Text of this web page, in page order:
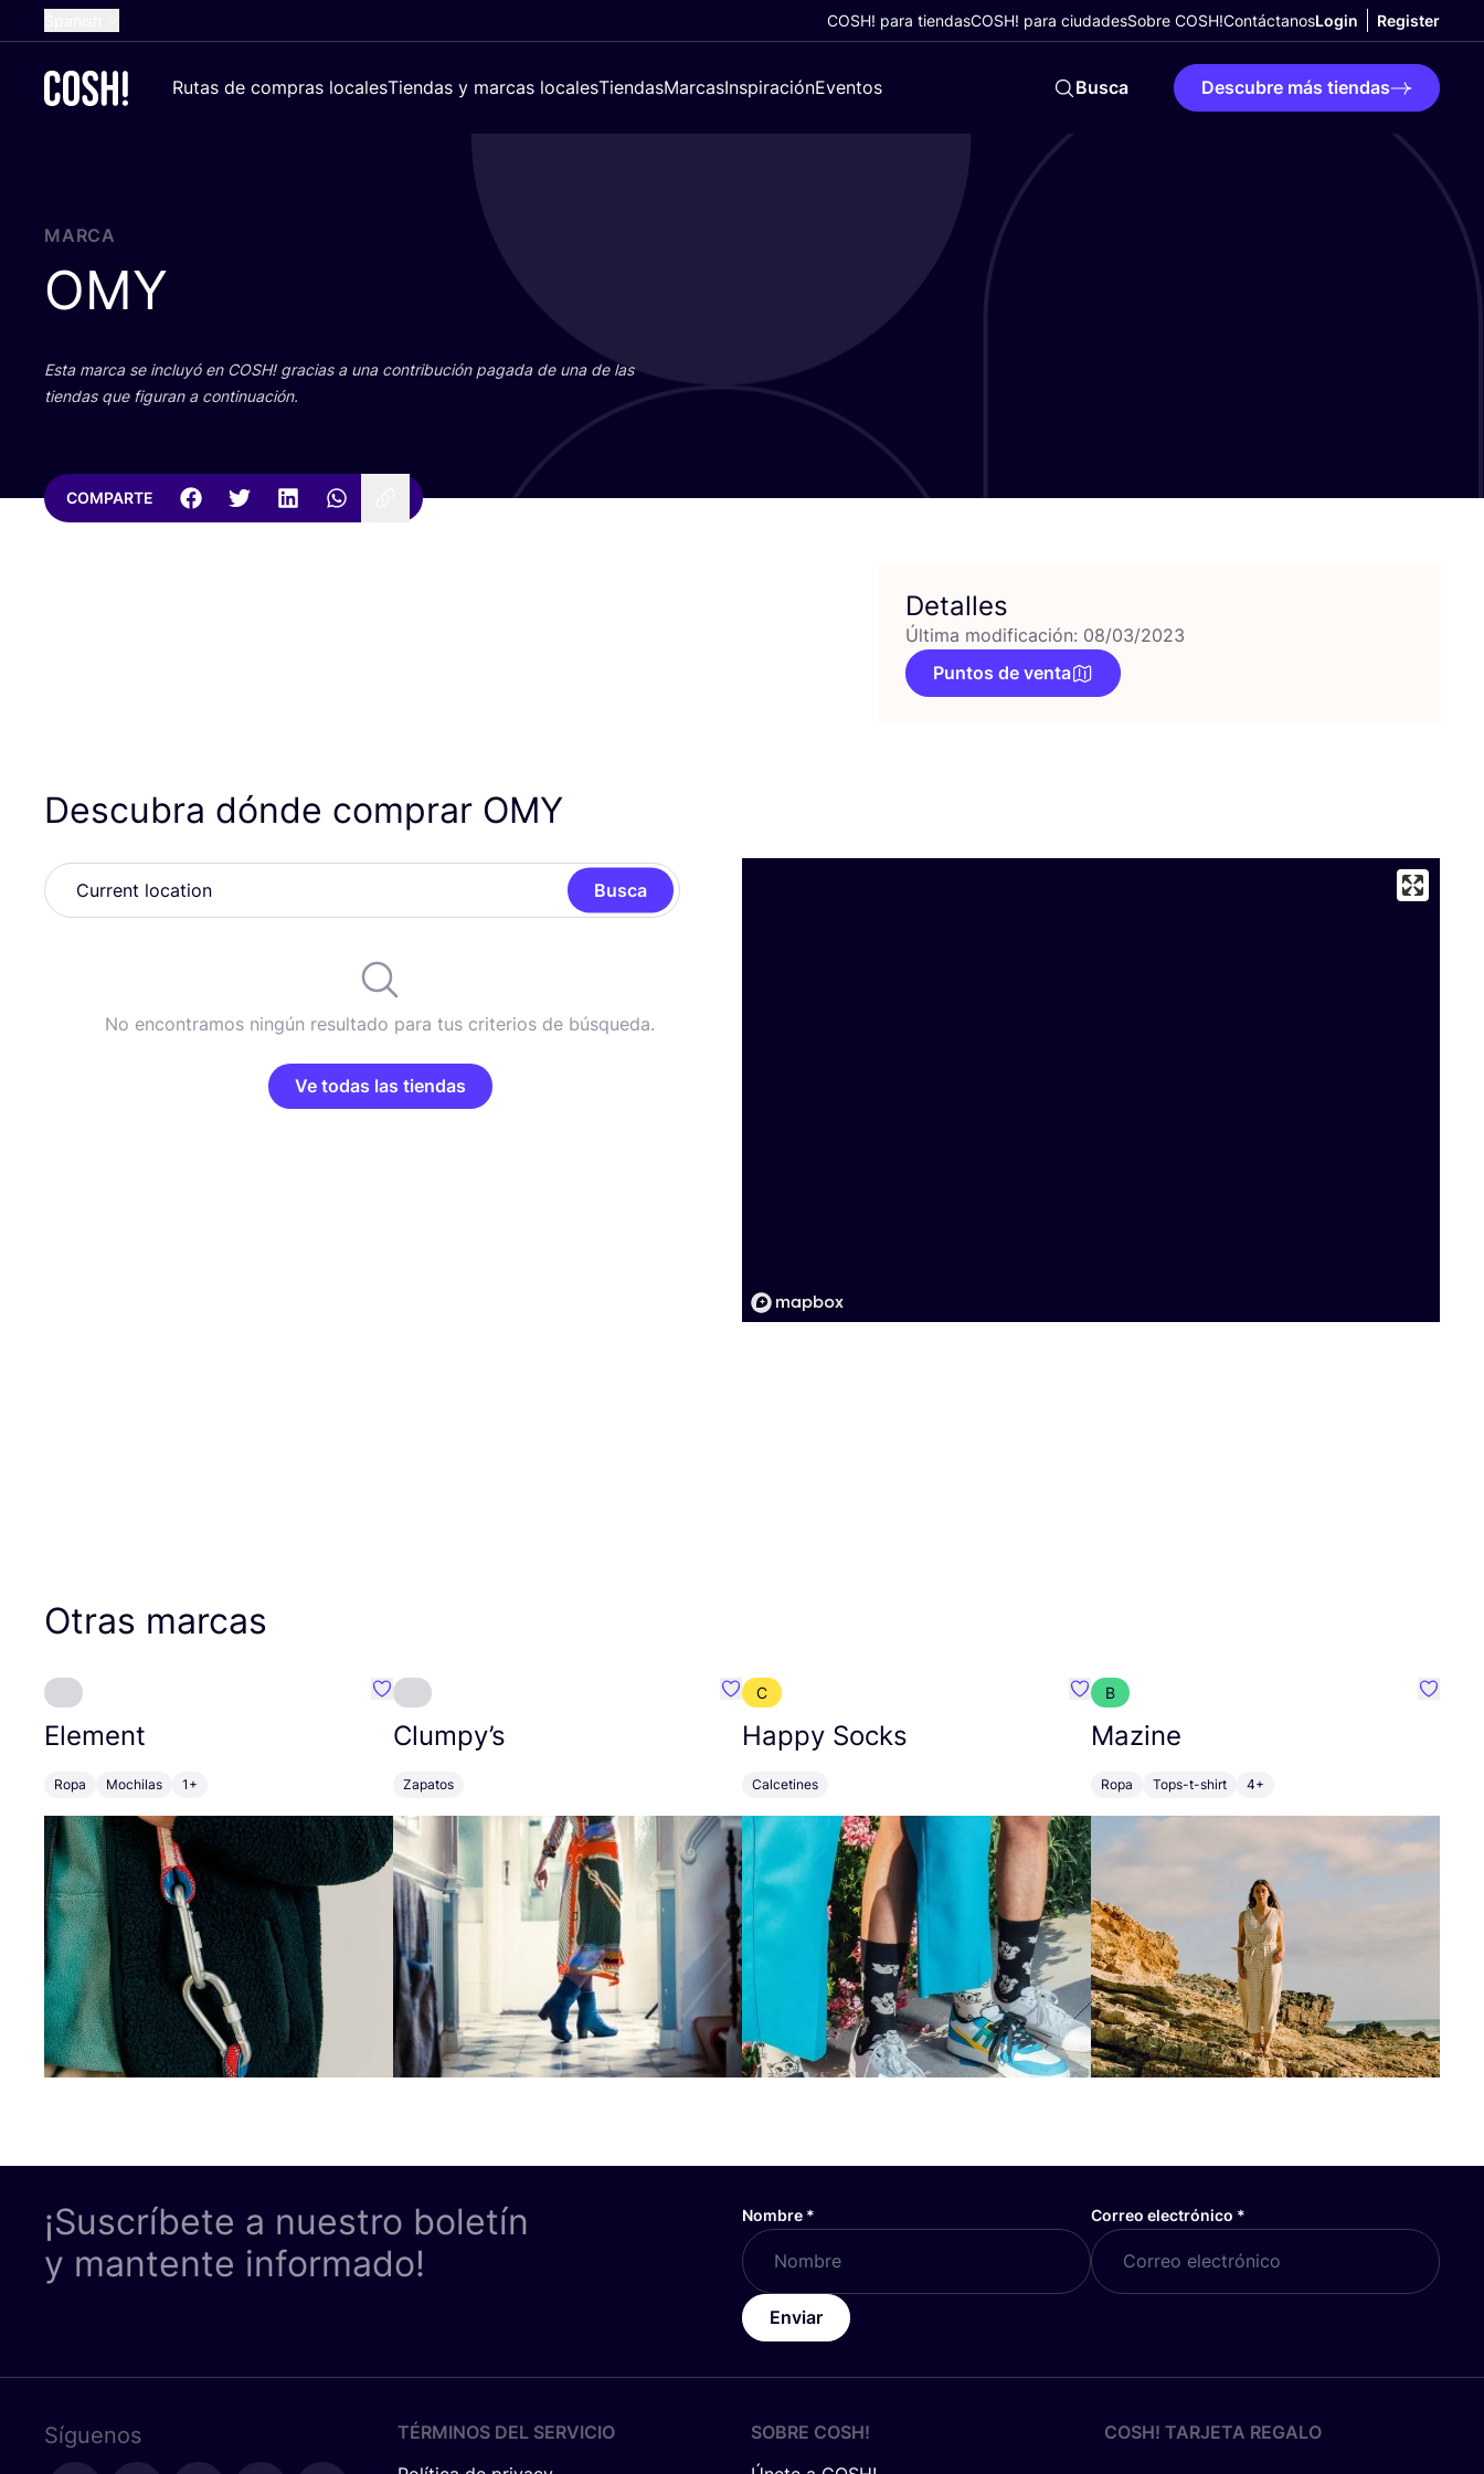
Dutch
Croatian
COSH! para tiendasCOSH! para ciudadesSobre COSH!ContáctanosLogin Register
Rutas de compras localesTiendas y marcas localesTiendasMarcasInspiraciónEventos Busca Descubre más tiendas
MARCA
OMY
Esta mar­ca se inclu­yó en COSH! gra­cias a una con­tri­bu­ción paga­da de una de las
tien­das que figu­ran a continuación.
COMPARTE
Detalles
Última modificación: 08/03/2023
Puntos de venta
Descubra dónde comprar OMY
Busca
No encontramos ningún resultado para tus criterios de búsqueda.
Ve todas las tiendas
Otras marcas
Element
Ropa Mochilas 1+
Favoritos {nombre}
Clumpy’s
Zapatos
Favoritos {nombre}
C
Happy Socks
Calcetines
Favoritos {nombre}
B
Mazine
Ropa Tops-t-shirt 4+
¡Suscríbete a nuestro boletín
y mantente informado!
Nombre * Correo electrónico *
Enviar
Síguenos
TÉRMINOS DEL SERVICIO
SOBRE COSH!
COSH! TARJETA REGALO